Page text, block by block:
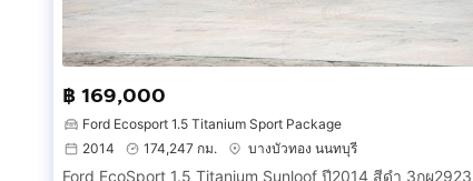
฿ 169,000
Ford Ecosport 1.5 Titanium Sport Package
2014
174,247 กม. บางบัวทอง นนทบุรี
Ford EcoSport 1.5 Titanium Sunloof ปี2014 สีดำ 3กผ2923